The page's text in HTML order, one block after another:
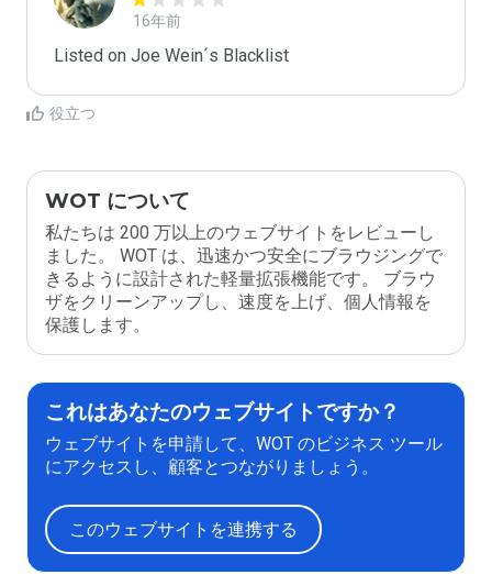
16年前
Listed on Joe Wein´s Blacklist
役立つ
WOT について
私たちは 200 万以上のウェブサイトをレビューし
ました。 WOT は、迅速かつ安全にブラウジングで
きるように設計された軽量拡張機能です。 ブラウ
ザをクリーンアップし、速度を上げ、個人情報を
保護します。
これはあなたのウェブサイトですか？
ウェブサイトを申請して、WOT のビジネス ツール
にアクセスし、顧客とつながりましょう。
このウェブサイトを連携する